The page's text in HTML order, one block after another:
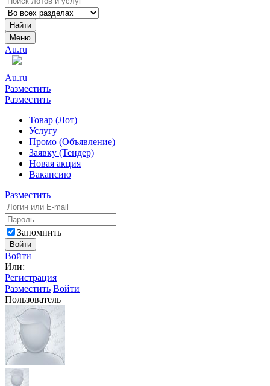
Найти
Меню
Au.ru
Au.ru
Разместить
Разместить
Товар (Лот)
Услугу
Промо (Объявление)
Заявку (Тендер)
Новая акция
Вакансию
Разместить
Запомнить
Войти
Войти
Или:
Регистрация
Разместить Войти
Пользователь